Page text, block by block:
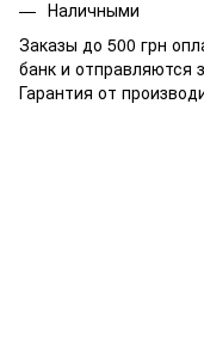
Наличными
Заказы до 500 грн
банк и отправляются
Гарантия от